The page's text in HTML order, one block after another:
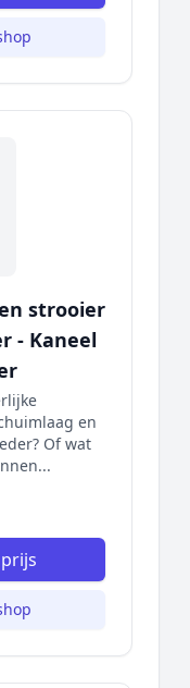
strooier
- Kaneel
en
Of wat